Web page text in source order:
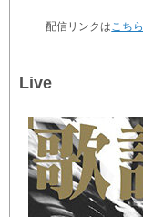
配信リンクはこちら
Live